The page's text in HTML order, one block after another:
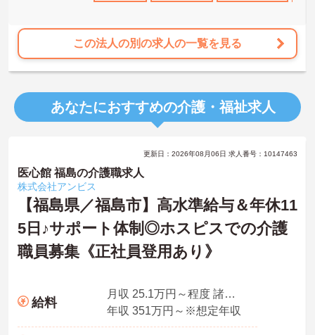
この法人の別の求人の一覧を見る
あなたにおすすめの介護・福祉求人
更新日：2026年08月06日 求人番号：10147463
医心館 福島の介護職求人
株式会社アンビス
【福島県／福島市】高水準給与＆年休11
5日♪サポート体制◎ホスピスでの介護
職員募集《正社員登用あり》
給料
月収 25.1万円～程度 諸手当込・夜勤4回/月想定
年収 351万円～※想定年収